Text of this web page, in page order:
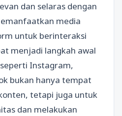
dan selaras dengan
media
untuk berinteraksi
menjadi langkah awal
Instagram,
bukan hanya tempat
tetapi juga untuk
dan melakukan